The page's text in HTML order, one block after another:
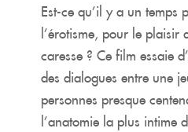
Est-ce qu’il y a un temps
l’érotisme, pour le plaisir
caresse ? Ce film essaie
des dialogues entre une
personnes presque
l’anatomie la plus intime